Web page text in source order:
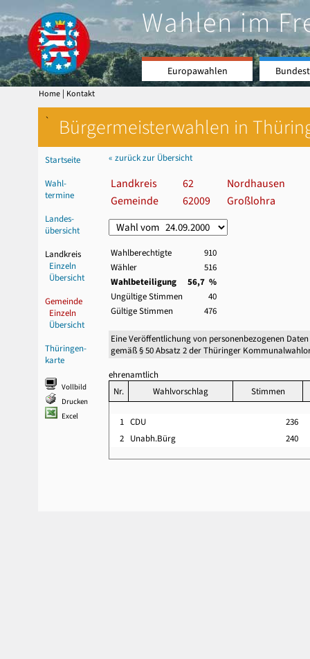
Wahlen im
Europawahlen
Home | Kontakt
` Bürgermeisterwahlen in
Startseite
Wahl-
termine
Landes-
übersicht
Landkreis
Einzeln
Übersicht
Gemeinde
Einzeln
Übersicht
Thüringen-
karte
Vollbild
Drucken
Excel
« zurück zur Übersicht
Landkreis 62
Nordhausen
Gemeinde
62009 Großlohra
Wahlberechtigte
910
Wähler
516
Wahlbeteiligung
56,7 %
Ungültige Stimmen
40
Gültige Stimmen
476
Eine Veröffentlichung von personenbezogenen
gemäß § 50 Absatz 2 der Thüringer
ehrenamtlich
Nr.
Wahlvorschlag Stimmen
1 CDU
236
2 Unabh.Bürg 240